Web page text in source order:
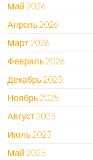
Май 2026
Апрель 2026
Март 2026
Февраль 2026
Декабрь 2025
Ноябрь 2025
Август 2025
Июль 2025
Май 2025